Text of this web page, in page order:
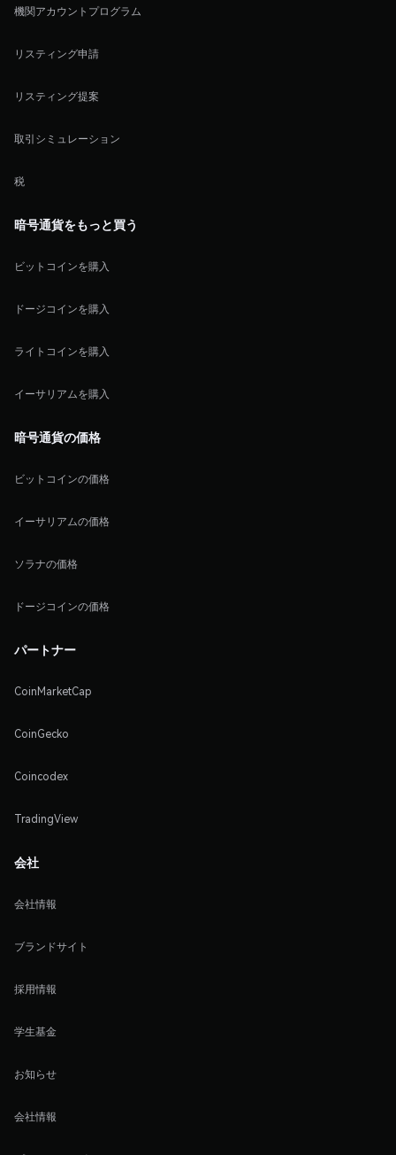
機関アカウントプログラム
リスティング申請
リスティング提案
取引シミュレーション
税
暗号通貨をもっと買う
ビットコインを購入
ドージコインを購入
ライトコインを購入
イーサリアムを購入
暗号通貨の価格
ビットコインの価格
イーサリアムの価格
ソラナの価格
ドージコインの価格
パートナー
CoinMarketCap
CoinGecko
Coincodex
TradingView
会社
会社情報
ブランドサイト
採用情報
学生基金
お知らせ
会社情報